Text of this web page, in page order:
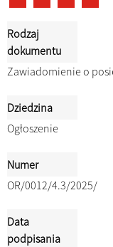
Rodzaj
dokumentu
Zawiadomienie o
Dziedzina
Ogłoszenie
Numer
OR/0012/4.3/2025/
Data
podpisania